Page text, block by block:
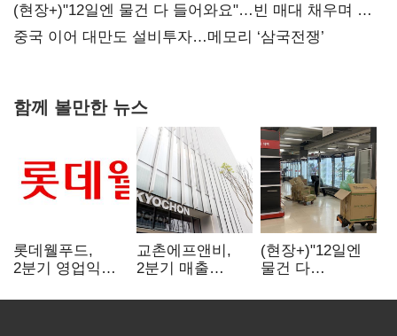
20억 키맞추기
(현장+)"12일엔 물건 다 들어와요"…빈 매대 채우며 문
연 홈플러스
중국 이어 대만도 설비투자…메모리 ‘삼국전쟁’
함께 볼만한 뉴스
롯데웰푸드,
2분기 영업익
사업이 실적 견인
교촌에프앤비,
2분기 매출
전년보다 4.9%↑
(현장+)"12일엔
물건 다
매대 채우며 문